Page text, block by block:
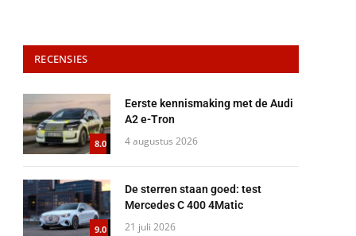
RECENSIES
8.0
Eerste kennismaking met de Audi
A2 e-Tron
4 augustus 2026
9.0
De sterren staan goed: test
Mercedes C 400 4Matic
21 juli 2026